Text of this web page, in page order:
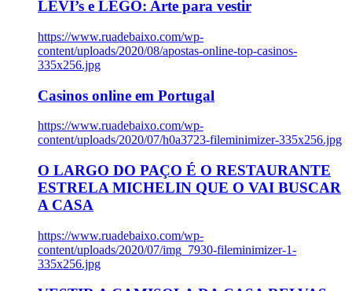
LEVI’s e LEGO: Arte para vestir
https://www.ruadebaixo.com/wp-
content/uploads/2020/08/apostas-online-top-casinos-
335x256.jpg
Casinos online em Portugal
https://www.ruadebaixo.com/wp-
content/uploads/2020/07/h0a3723-fileminimizer-335x256.jpg
O LARGO DO PAÇO É O RESTAURANTE
ESTRELA MICHELIN QUE O VAI BUSCAR
A CASA
https://www.ruadebaixo.com/wp-
content/uploads/2020/07/img_7930-fileminimizer-1-
335x256.jpg